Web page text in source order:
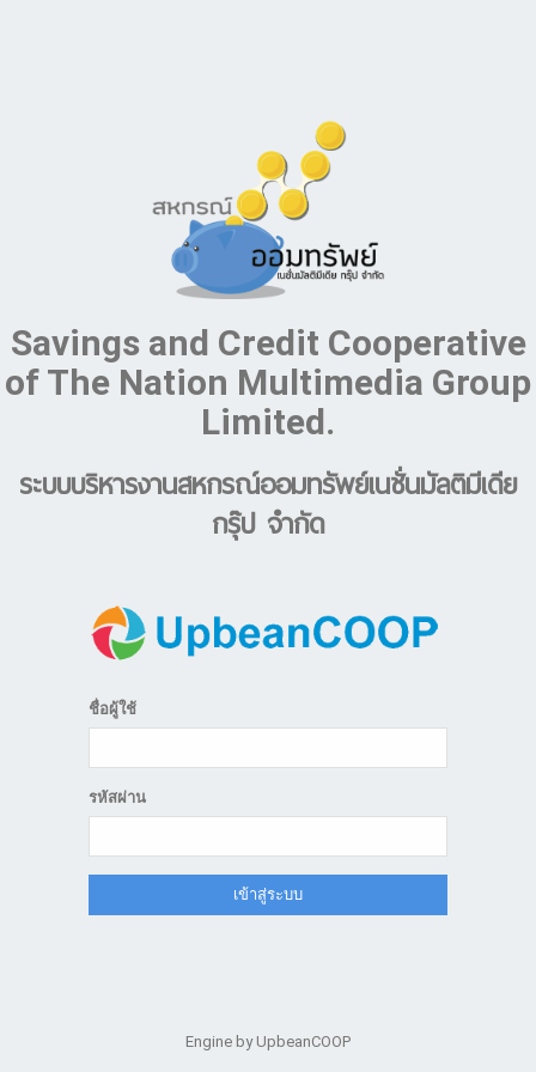
Savings and Credit Cooperative
of The Nation Multimedia Group
Limited.
ระบบบริหารงานสหกรณ์ออมทรัพย์เนชั่นมัลติมีเดีย
กรุ๊ป จำกัด
ชื่อผู้ใช้
รหัสผ่าน
เข้าสู่ระบบ
Engine by UpbeanCOOP